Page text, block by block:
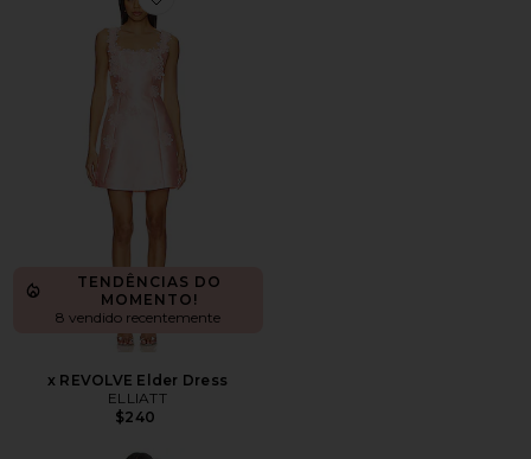
Favorite x REVOLVE Elder Dress
TENDÊNCIAS DO
MOMENTO!
8 vendido recentemente
x REVOLVE Elder Dress
ELLIATT
$240